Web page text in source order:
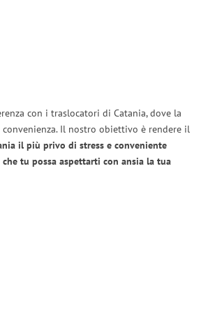
con i traslocatori di Catania, dove la
Il nostro obiettivo è rendere il
il più privo di stress e conveniente
tu possa aspettarti con ansia la tua